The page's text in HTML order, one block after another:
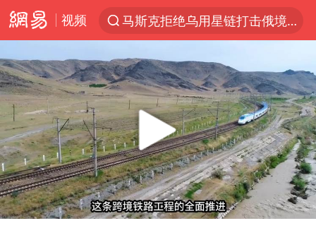
视频
马斯克拒绝乌用星链打击俄境内目标
金饰克价一夜涨回1300元
河南重大刑事案嫌疑人落网
峰哥 汪海林
西湖突现狂风暴雨 游客瞬间被浇透
富婆带资进组给自己硬加60多场吻戏
视频丨中国东方电气集团原党组副书记、董事宋致远被查
Play
00:00 05:49